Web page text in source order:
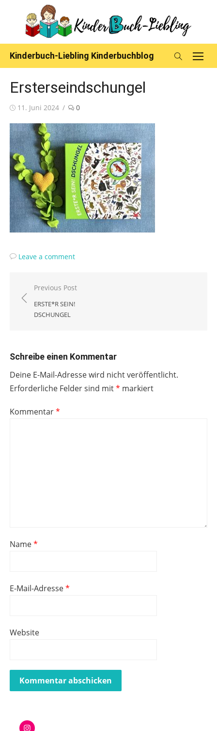
content
Kinderbuch-Liebling Kinderbuchblog
Ersterseindschungel
Posted
11. Juni 2024 0
Leave a comment
Beitragsnavigation
Previous Post
ERSTE*R SEIN!
DSCHUNGEL
Schreibe einen Kommentar
Deine E-Mail-Adresse wird nicht veröffentlicht.
Erforderliche Felder sind mit* markiert
Kommentar*
Name*
E-Mail-Adresse*
Website
Instagram